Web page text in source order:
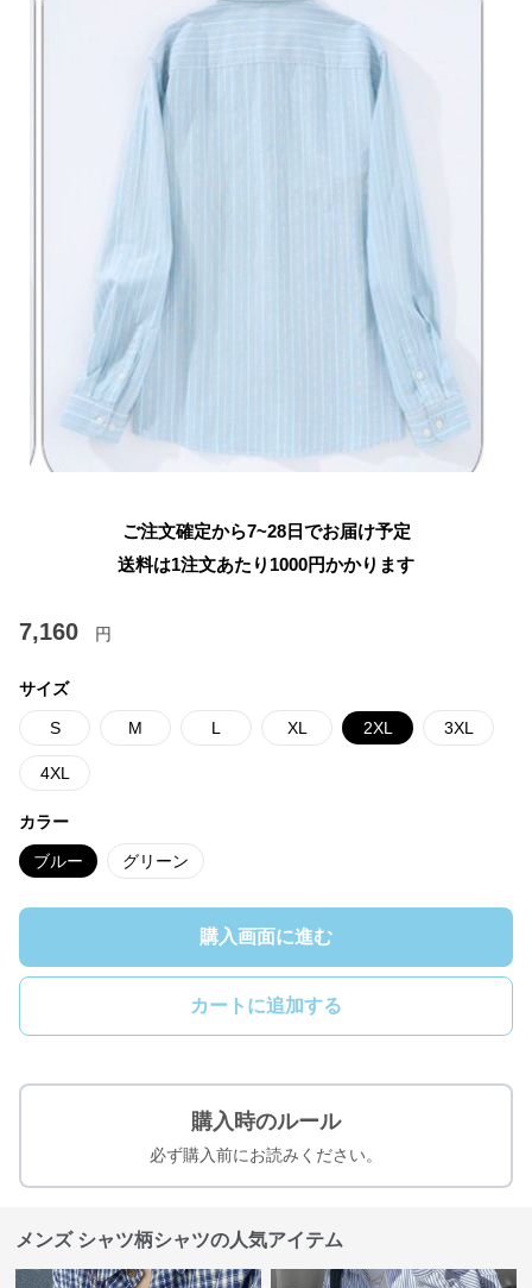
ご注文確定から7~28日でお届け予定
送料は1注文あたり 1000円かかります
7,160 円
サイズ
S M L XL 2XL 3XL
4XL
カラー
ブルー グリーン
購入画面に進む
カートに追加する
購入時のルール
必ず購入前にお読みください。
メンズ シャツ柄シャツの人気アイテム